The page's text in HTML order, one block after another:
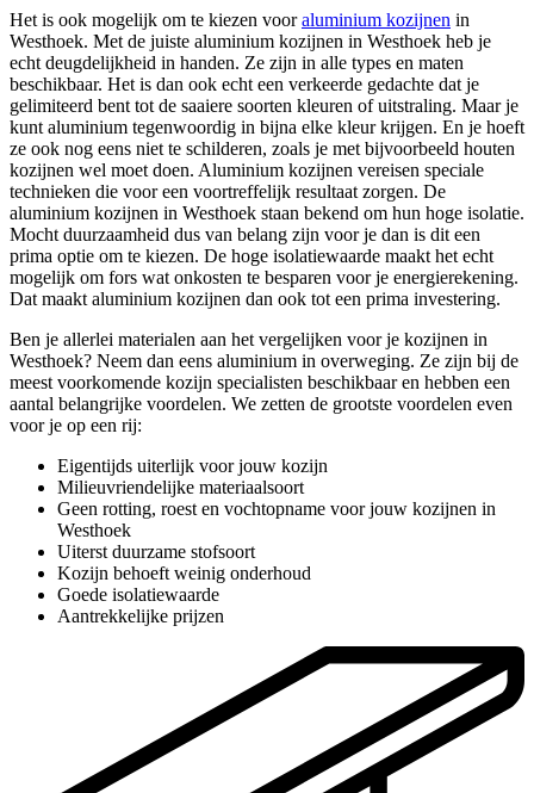
Het is ook mogelijk om te kiezen vooraluminium kozijnen in
Westhoek. Met de juiste aluminium kozijnen in Westhoek heb je
echt deugdelijkheid in handen. Ze zijn in alle types en maten
beschikbaar. Het is dan ook echt een verkeerde gedachte dat je
gelimiteerd bent tot de saaiere soorten kleuren of uitstraling. Maar je
kunt aluminium tegenwoordig in bijna elke kleur krijgen. En je hoeft
ze ook nog eens niet te schilderen, zoals je met bijvoorbeeld houten
kozijnen wel moet doen. Aluminium kozijnen vereisen speciale
technieken die voor een voortreffelijk resultaat zorgen. De
aluminium kozijnen in Westhoek staan bekend om hun hoge isolatie.
Mocht duurzaamheid dus van belang zijn voor je dan is dit een
prima optie om te kiezen. De hoge isolatiewaarde maakt het echt
mogelijk om fors wat onkosten te besparen voor je energierekening.
Dat maakt aluminium kozijnen dan ook tot een prima investering.
Ben je allerlei materialen aan het vergelijken voor je kozijnen in
Westhoek? Neem dan eens aluminium in overweging. Ze zijn bij de
meest voorkomende kozijn specialisten beschikbaar en hebben een
aantal belangrijke voordelen. We zetten de grootste voordelen even
voor je op een rij:
Eigentijds uiterlijk voor jouw kozijn
Milieuvriendelijke materiaalsoort
Geen rotting, roest en vochtopname voor jouw kozijnen in
Westhoek
Uiterst duurzame stofsoort
Kozijn behoeft weinig onderhoud
Goede isolatiewaarde
Aantrekkelijke prijzen